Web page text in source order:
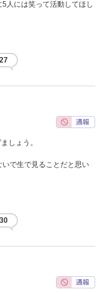
人には笑って活動してほし
27
しょう。
で生で見ることだと思い
30